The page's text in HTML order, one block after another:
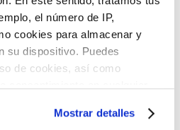
el número de IP,
cookies para almacenar y
su dispositivo. Puedes
de cookies, así como
Mostrar detalles
películas con el
de búsqueda
seleccionado.